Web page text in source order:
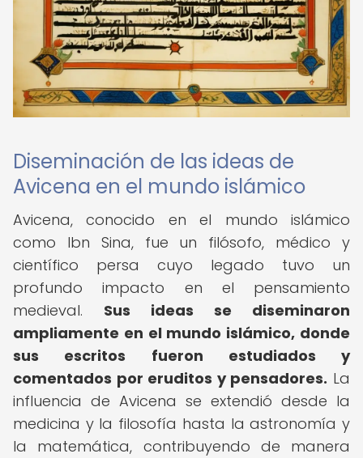
Diseminación de las ideas de
Avicena en el mundo islámico
Avicena, conocido en el mundo islámico
como Ibn Sina, fue un filósofo, médico y
científico persa cuyo legado tuvo un
profundo impacto en el pensamiento
medieval. Sus ideas se diseminaron
ampliamente en el mundo islámico, donde
sus escritos fueron estudiados y
comentados por eruditos y pensadores. La
influencia de Avicena se extendió desde la
medicina y la filosofía hasta la astronomía y
la matemática, contribuyendo de manera